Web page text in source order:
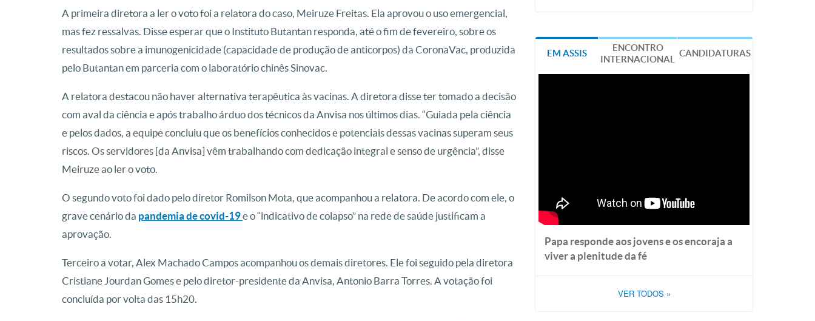
A primeira diretora a ler o voto foi a relatora do caso, Meiruze Freitas. Ela aprovou o uso emergencial,
mas fez ressalvas. Disse esperar que o Instituto Butantan responda, até o fim de fevereiro, sobre os
resultados sobre a imunogenicidade (capacidade de produção de anticorpos) da CoronaVac, produzida
pelo Butantan em parceria com o laboratório chinês Sinovac.
A relatora destacou não haver alternativa terapêutica às vacinas. A diretora disse ter tomado a decisão
com aval da ciência e após trabalho árduo dos técnicos da Anvisa nos últimos dias. “Guiada pela ciência
e pelos dados, a equipe concluiu que os benefícios conhecidos e potenciais dessas vacinas superam seus
riscos. Os servidores [da Anvisa] vêm trabalhando com dedicação integral e senso de urgência”, disse
Meiruze ao ler o voto.
O segundo voto foi dado pelo diretor Romilson Mota, que acompanhou a relatora. De acordo com ele, o
grave cenário da pandemia de covid-19e o “indicativo de colapso” na rede de saúde justificam a
aprovação.
Terceiro a votar, Alex Machado Campos acompanhou os demais diretores. Ele foi seguido pela diretora
Cristiane Jourdan Gomes e pelo diretor-presidente da Anvisa, Antonio Barra Torres. A votação foi
concluída por volta das 15h20.
EM ASSIS
ENCONTRO
INTERNACIONAL
CANDIDATURAS
Papa responde aos jovens e os encoraja a
viver a plenitude da fé
VER TODOS »